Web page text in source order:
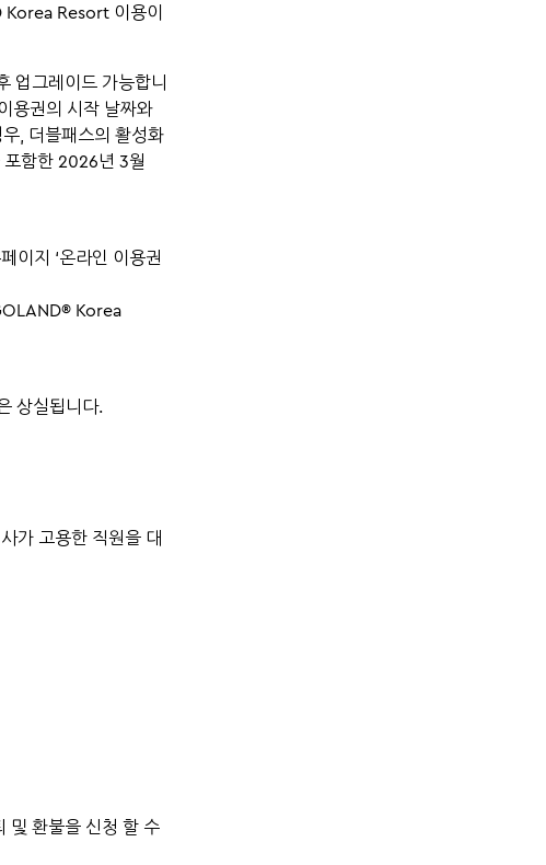
Resort 이용이
업그레이드 가능합니
용권의 시작 날짜와
, 더블패스의 활성화
함한 2026년 3월
이지 ‘온라인 이용권
Korea
상실됩니다.
가 고용한 직원을 대
및 환불을 신청 할 수